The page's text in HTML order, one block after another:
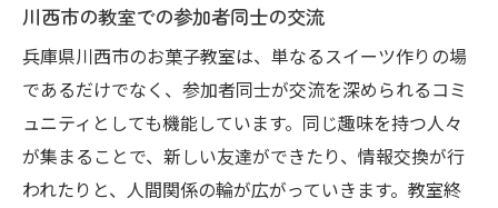
川西市の教室での参加者同士の交流
兵庫県川西市のお菓子教室は、単なるスイーツ作りの場
であるだけでなく、参加者同士が交流を深められるコミ
ュニティとしても機能しています。同じ趣味を持つ人々
が集まることで、新しい友達ができたり、情報交換が行
われたりと、人間関係の輪が広がっていきます。教室終